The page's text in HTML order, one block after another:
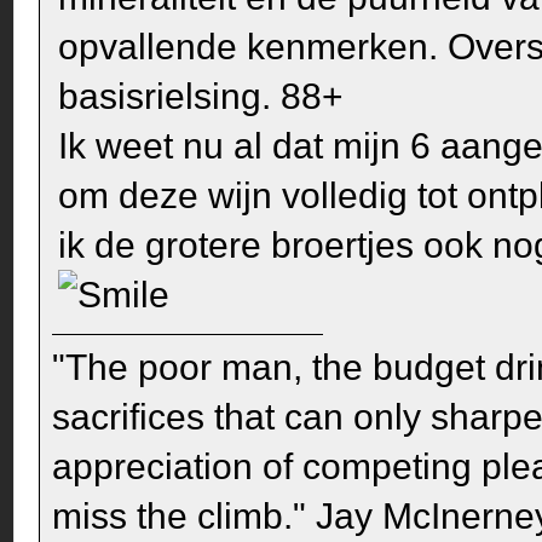
opvallende kenmerken.
basisrielsing. 88+
Ik weet nu al dat mijn 6
om deze wijn volledig tot
ik de grotere broertjes ook
"The poor man, the budget
sacrifices that can only
appreciation of competing
miss the climb." Jay